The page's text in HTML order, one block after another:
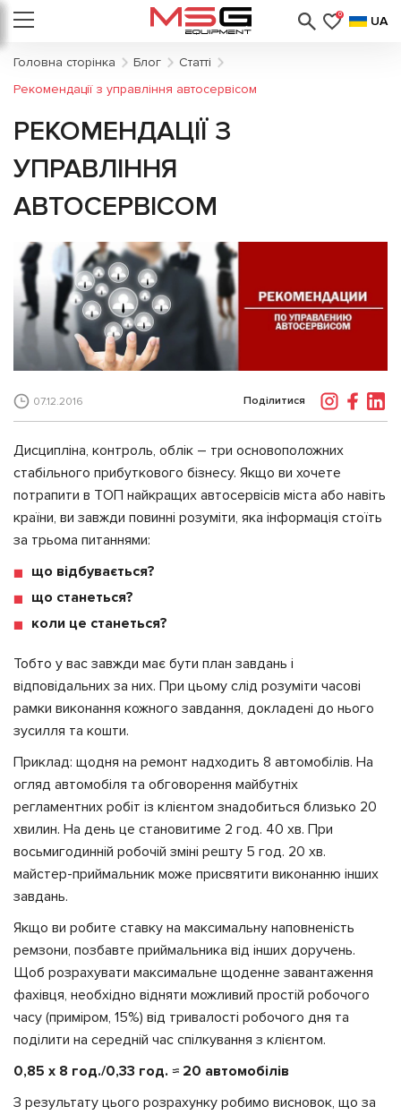
0 UA
Головна сторінка Блог
Статті
Рекомендації з управління автосервісом
РЕКОМЕНДАЦІЇ З
УПРАВЛІННЯ
АВТОСЕРВІСОМ
07.12.2016 Поділитися
Дисципліна, контроль, облік – три основоположних
стабільного прибуткового бізнесу. Якщо ви хочете
потрапити в ТОП найкращих автосервісів міста або навіть
країни, ви завжди повинні розуміти, яка інформація стоїть
за трьома питаннями:
що відбувається?
що станеться?
коли це станеться?
Тобто у вас завжди має бути план завдань і
відповідальних за них. При цьому слід розуміти часові
рамки виконання кожного завдання, докладені до нього
зусилля та кошти.
Приклад: щодня на ремонт надходить 8 автомобілів. На
огляд автомобіля та обговорення майбутніх
регламентних робіт із клієнтом знадобиться близько 20
хвилин. На день це становитиме 2 год. 40 хв. При
восьмигодинній робочій зміні решту 5 год. 20 хв.
майстер-приймальник може присвятити виконанню інших
завдань.
Якщо ви робите ставку на максимальну наповненість
ремзони, позбавте приймальника від інших доручень.
Щоб розрахувати максимальне щоденне завантаження
фахівця, необхідно відняти можливий простій робочого
часу (приміром, 15%) від тривалості робочого дня та
поділити на середній час спілкування з клієнтом.
0,85 х 8 год./0,33 год. ≈ 20 автомобілів
З результату цього розрахунку робимо висновок, що за